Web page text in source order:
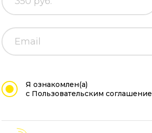
Я ознакомлен(а)
с Пользовательским